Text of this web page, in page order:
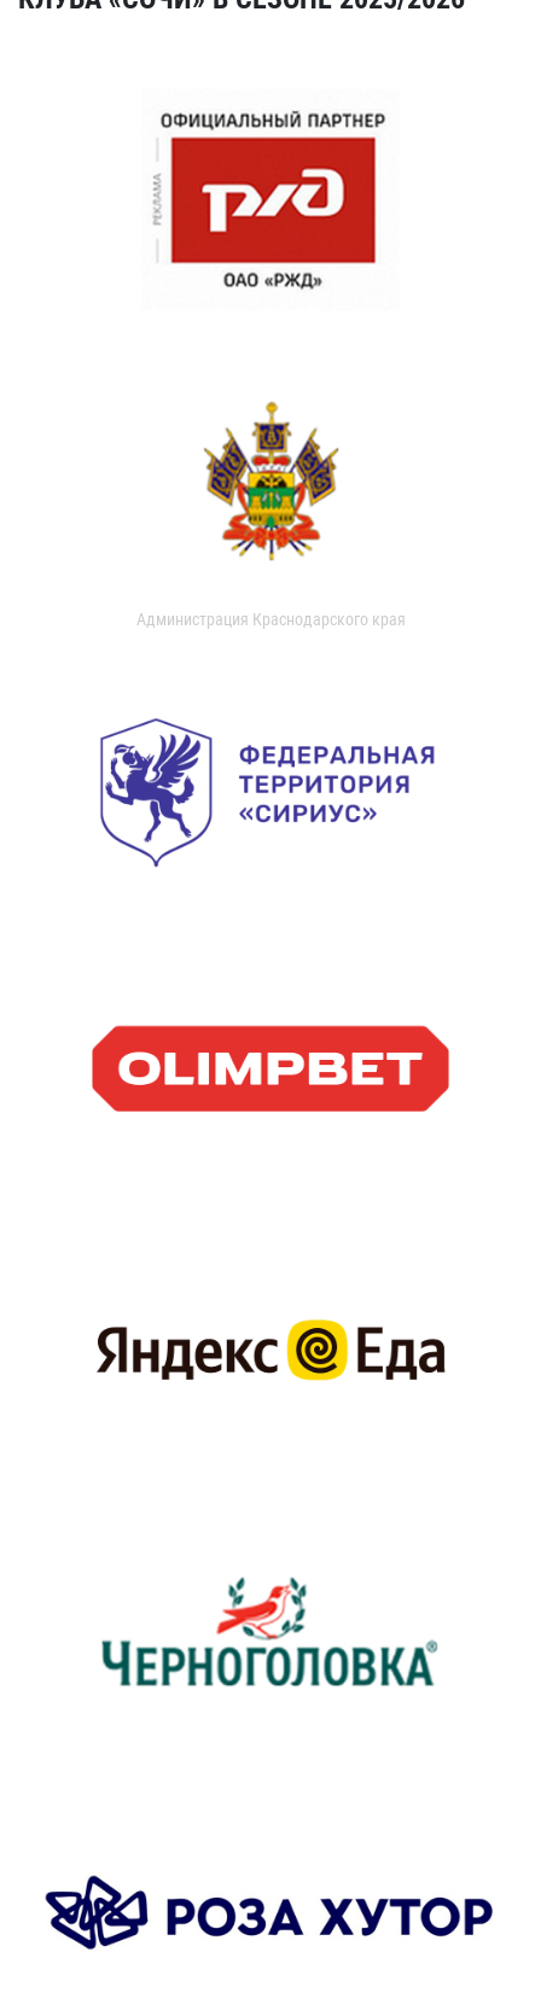
Администрация Краснодарского края